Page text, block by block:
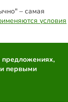
– самая
условия
предложениях,
первыми